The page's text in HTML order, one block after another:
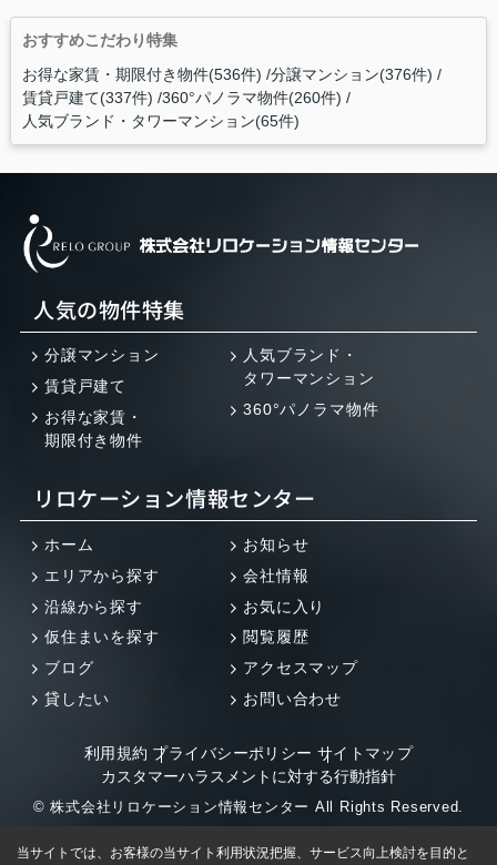
おすすめこだわり特集
お得な家賃・期限付き物件(536件) 分譲マンション(376件)
賃貸戸建て(337件) 360°パノラマ物件(260件)
人気ブランド・タワーマンション(65件)
人気の物件特集
分譲マンション
賃貸戸建て
お得な家賃・
期限付き物件
人気ブランド・
タワーマンション
360°パノラマ物件
リロケーション情報センター
ホーム
エリアから探す
沿線から探す
仮住まいを探す
ブログ
貸したい
お知らせ
会社情報
お気に入り
閲覧履歴
アクセスマップ
お問い合わせ
利用規約 プライバシーポリシー サイトマップ
カスタマーハラスメントに対する行動指針
© 株式会社リロケーション情報センター All Rights Reserved.
当サイトでは、お客様の当サイト利用状況把握、サービス向上検討を目的と